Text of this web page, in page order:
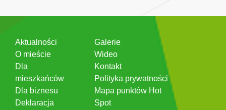
Aktualności
O mieście
Dla
mieszkańców
Dla biznesu
Deklaracja
Galerie
Wideo
Kontakt
Polityka prywatności
Mapa punktów Hot
Spot